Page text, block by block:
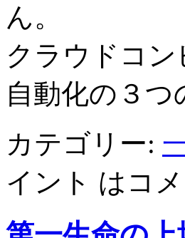
ん。
クラウドコ
自動化の３
カテゴリー:
イント は コ